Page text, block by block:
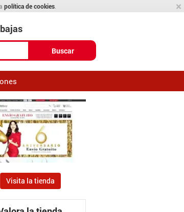
×
política de cookies
Buscar
Visita la tienda